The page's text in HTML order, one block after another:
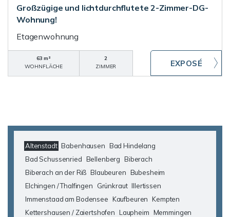
Großzügige und lichtdurchflutete 2-Zimmer-DG-
Wohnung!
Etagenwohnung
63 m²
WOHNFLÄCHE
2
ZIMMER
Altenstadt Babenhausen Bad Hindelang
Bad Schussenried Bellenberg Biberach
Biberach an der Riß Blaubeuren Bubesheim
Elchingen / Thalfingen
Grünkraut Illertissen
Immenstaad am Bodensee Kaufbeuren Kempten
Kettershausen / Zaiertshofen Laupheim Memmingen